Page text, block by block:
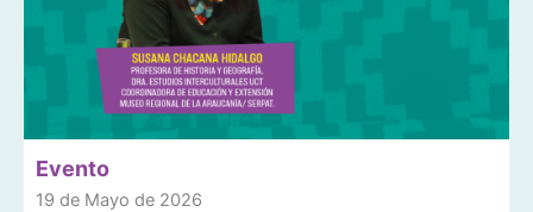
Evento
19 de Mayo de 2026